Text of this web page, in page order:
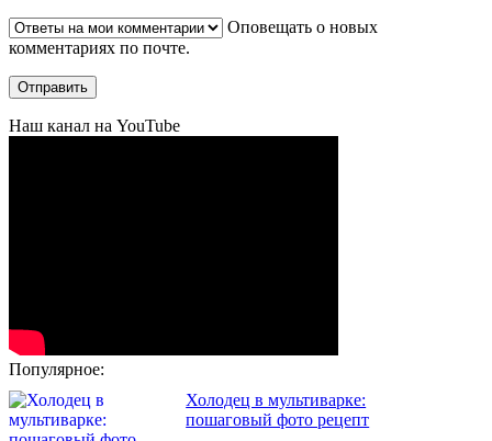
Оповещать о новых
комментариях по почте.
Наш канал на YouTube
Популярное:
Холодец в мультиварке:
пошаговый фото рецепт